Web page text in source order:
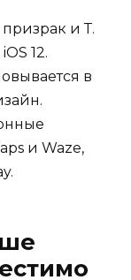
призрак и Т.
12.
в
и Waze,